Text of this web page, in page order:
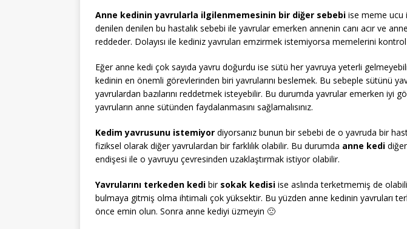
Anne kedinin yavrularla ilgilenmemesinin bir diğer sebebi ise meme ucu
denilen denilen bu hastalık sebebi ile yavrular emerken annenin canı acır ve
reddeder. Dolayısı ile kediniz yavruları emzirmek istemiyorsa memelerini
Eğer anne kedi çok sayıda yavru doğurdu ise sütü her yavruya yeterli
kedinin en önemli görevlerinden biri yavrularını beslemek. Bu sebeple sütünü
yavrulardan bazılarını reddetmek isteyebilir. Bu durumda yavrular emerken iyi
yavruların anne sütünden faydalanmasını sağlamalısınız.
Kedim yavrusunu istemiyor diyorsanız bunun bir sebebi de o yavruda bir
fiziksel olarak diğer yavrulardan bir farklılık olabilir. Bu durumda anne kedi
endişesi ile o yavruyu çevresinden uzaklaştırmak istiyor olabilir.
Yavrularını terkeden kedi bir sokak kedisi ise aslında terketmemiş de
bulmaya gitmiş olma ihtimali çok yüksektir. Bu yüzden anne kedinin yavruları
önce emin olun. Sonra anne kediyi üzmeyin 🙁